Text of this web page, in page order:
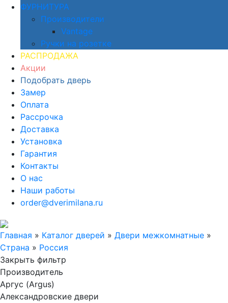
ФУРНИТУРА
Производители
Vantage
Ручки на розетке
РАСПРОДАЖА
Акции
Подобрать дверь
Замер
Оплата
Рассрочка
Доставка
Установка
Гарантия
Контакты
О нас
Наши работы
order@dverimilana.ru
Главная » Каталог дверей » Двери межкомнатные »
Страна » Россия
Закрыть фильтр
Производитель
Аргус (Argus)
Александровские двери